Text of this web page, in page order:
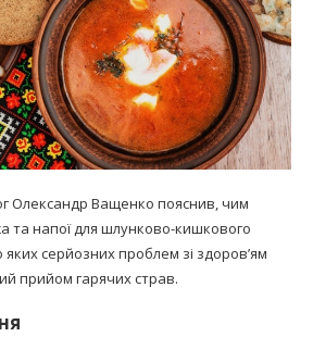
Олександр Ващенко пояснив, чим
та напої для шлунково-кишкового
яких серйозних проблем зі здоров’ям
прийом гарячих страв.